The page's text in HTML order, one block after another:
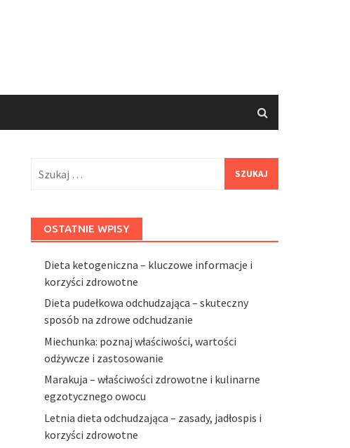
OSTATNIE WPISY
Dieta ketogeniczna – kluczowe informacje i
korzyści zdrowotne
Dieta pudełkowa odchudzająca – skuteczny
sposób na zdrowe odchudzanie
Miechunka: poznaj właściwości, wartości
odżywcze i zastosowanie
Marakuja – właściwości zdrowotne i kulinarne
egzotycznego owocu
Letnia dieta odchudzająca – zasady, jadłospis i
korzyści zdrowotne